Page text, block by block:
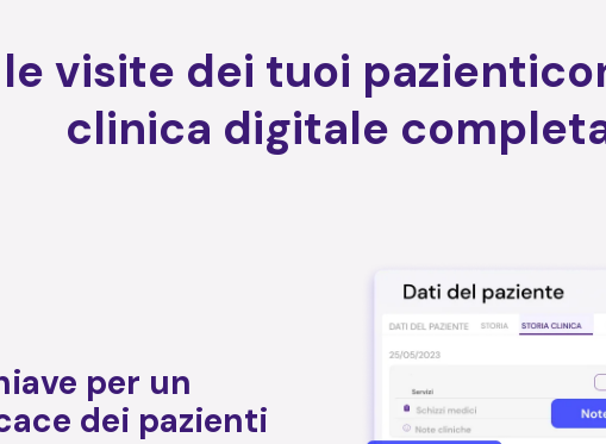
visite dei tuoi
clinica digitale
per un
dei pazienti